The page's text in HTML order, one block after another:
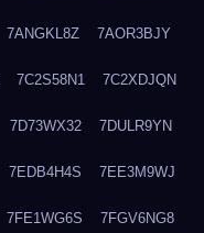
7ANGKL8Z 7AOR3BJY
7C2S58N1 7C2XDJQN
7D73WX32 7DULR9YN
7EDB4H4S 7EE3M9WJ
7FE1WG6S 7FGV6NG8